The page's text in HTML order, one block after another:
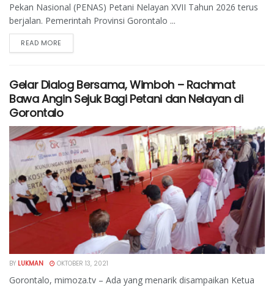
Pekan Nasional (PENAS) Petani Nelayan XVII Tahun 2026 terus
berjalan. Pemerintah Provinsi Gorontalo ...
READ MORE
Gelar Dialog Bersama, Wimboh – Rachmat
Bawa Angin Sejuk Bagi Petani dan Nelayan di
Gorontalo
BY LUKMAN OKTOBER 13, 2021
Gorontalo, mimoza.tv – Ada yang menarik disampaikan Ketua